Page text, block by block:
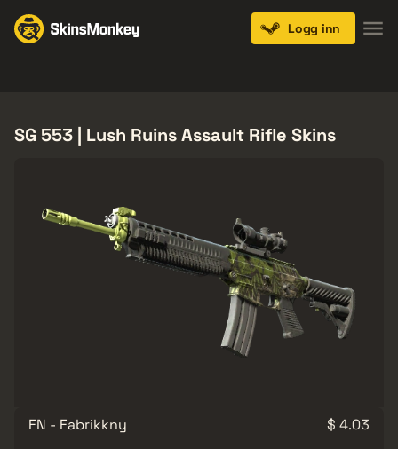
Logg inn
SG 553 | Lush Ruins Assault Rifle Skins
FN - Fabrikkny
$ 4.03